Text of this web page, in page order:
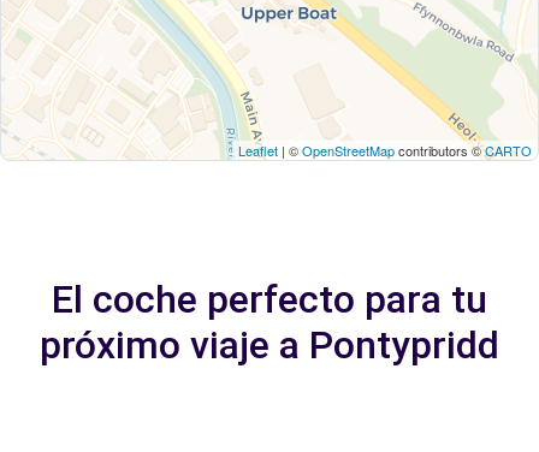
Leaflet | ©OpenStreetMapcontributors ©CARTO
El coche perfecto para tu
próximo viaje a Pontypridd